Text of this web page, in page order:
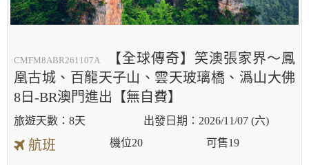
CMFM8ABR261107A
【全球傳奇】笑澳張家界～鳳
凰古城、百龍天子山、雲天玻璃橋、潙山大佛
8日-BR澳門進出【無自費】
8天 2026/11/07 (六)
航班 機位20 可售19